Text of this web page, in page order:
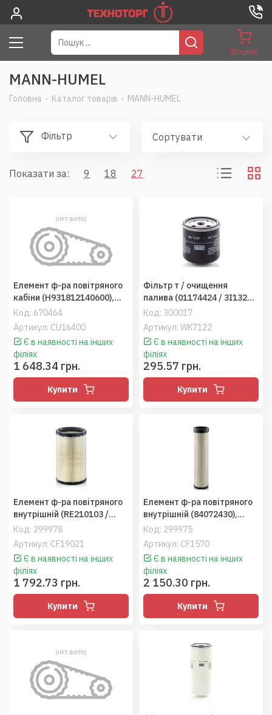
Кошик
MANN-HUMEL
Головна - Каталог товарів - MANN-HUMEL
Фільтр Сортувати
Показати за: 9 18 27
Код: 670464
Артикул: CU16400
Елемент ф-ра повітряного
кабіни (H931812140600),
Fendt (MANN)
Є в наявності на інших
філіях
1 648.34 грн.
Купити
Код: 300017
Артикул: WK7122
Фільтр т / очищення
палива (01174424 / 3I1321 /
3I2009 / F138204060020),
ХТЗ дв.Deutz-BF4M1013E
(MANN)
Є в наявності на інших
філіях
295.57 грн.
Купити
Код: 299978
Артикул: CF19021
Елемент ф-ра повітряного
внутрішній (RE210103 /
RS5355 / RE587794),
JD8130-8530 / R-Seria
(MANN)
Є в наявності на інших
філіях
1 792.73 грн.
Купити
Код: 299975
Артикул: CF1570
Елемент ф-ра повітряного
внутрішній (84072430),
TC5080 / CS6090 / CSX7080
(MANN)
Є в наявності на інших
філіях
2 150.30 грн.
Купити